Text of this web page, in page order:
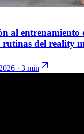
al entrenamiento
rutinas del reality
· 3 min